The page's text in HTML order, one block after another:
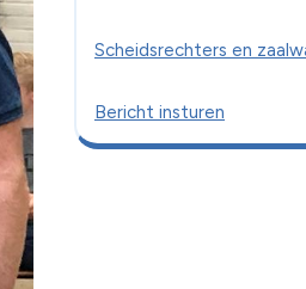
Scheidsrechters en
Bericht insturen